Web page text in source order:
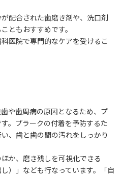
配合された歯磨き剤や、洗口剤
ともおすすめです。
医院で専門的なケアを受けるこ
や歯周病の原因となるため、プ
。プラークの付着を予防するた
、歯と歯の間の汚れをしっかり
か、磨き残しを可視化できる
）」なども行なっています。「自